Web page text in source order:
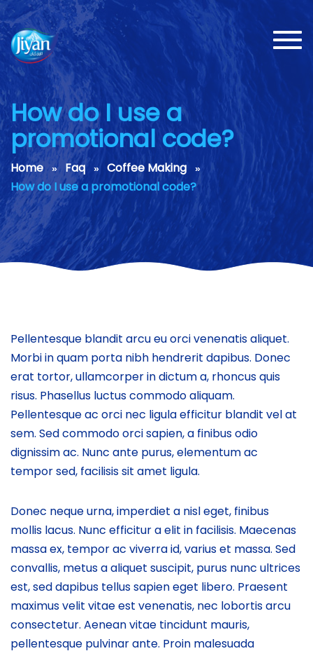
How do I use a
promotional code?
Home Faq
Coffee Making
How do I use a promotional code?
Pellentesque blandit arcu eu orci venenatis aliquet.
Morbi in quam porta nibh hendrerit dapibus. Donec
erat tortor, ullamcorper in dictum a, rhoncus quis
risus. Phasellus luctus commodo aliquam.
Pellentesque ac orci nec ligula efficitur blandit vel at
sem. Sed commodo orci sapien, a finibus odio
dignissim ac. Nunc ante purus, elementum ac
tempor sed, facilisis sit amet ligula.
Donec neque urna, imperdiet a nisl eget, finibus
mollis lacus. Nunc efficitur a elit in facilisis. Maecenas
massa ex, tempor ac viverra id, varius et massa. Sed
convallis, metus a aliquet suscipit, purus nunc ultrices
est, sed dapibus tellus sapien eget libero. Praesent
maximus velit vitae est venenatis, nec lobortis arcu
consectetur. Aenean vitae tincidunt mauris,
pellentesque pulvinar ante. Proin malesuada